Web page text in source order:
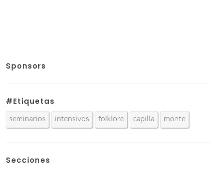
Sponsors
#Etiquetas
seminarios intensivos folklore capilla monte
Secciones